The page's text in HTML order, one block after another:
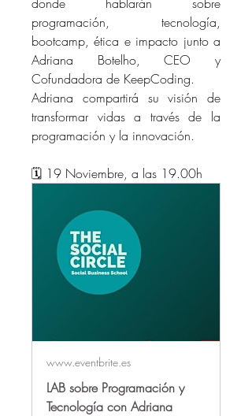
programación, tecnología,
bootcamp, ética e impacto junto a
Adriana Botelho, CEO y
Cofundadora de KeepCoding.
Adriana compartirá su visión de
transformar vidas a través de la
programación y la innovación.
🗓️ 19 Noviembre, a las 19.00h
www.eventbrite.es
LAB sobre Programación y
Tecnología con Adriana